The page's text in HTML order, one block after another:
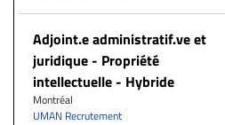
Adjoint.e administratif.ve et
juridique - Propriété
intellectuelle - Hybride
Montréal
UMAN Recrutement